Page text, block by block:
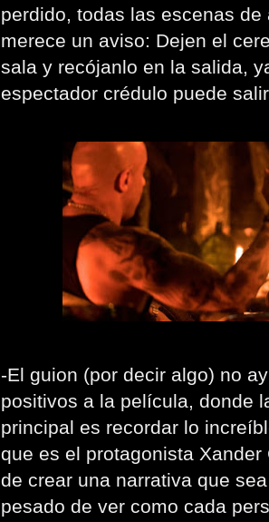
perdido, todas las escenas
merece un aviso: Dejen el
sala y recójanlo en la salida,
espectador crédulo puede
-El guion (por decir algo) no
positivos a la película, donde
principal es recordar lo
que es el protagonista
de crear una narrativa que
pesado de ver como cada